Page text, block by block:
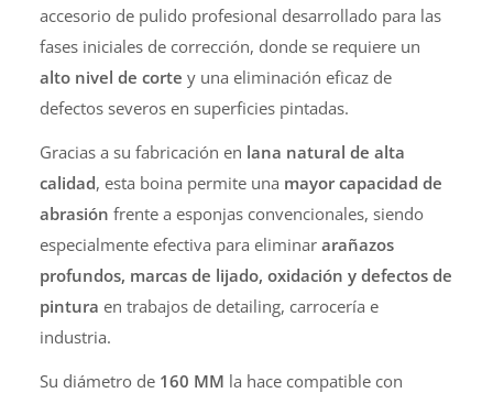
accesorio de pulido profesional desarrollado para las
fases iniciales de corrección, donde se requiere un
alto nivel de corte y una eliminación eficaz de
defectos severos en superficies pintadas.
Gracias a su fabricación en lana natural de alta
calidad, esta boina permite una mayor capacidad de
abrasión frente a esponjas convencionales, siendo
especialmente efectiva para eliminar arañazos
profundos, marcas de lijado, oxidación y defectos de
pintura en trabajos de detailing, carrocería e
industria.
Su diámetro de 160 MM la hace compatible con